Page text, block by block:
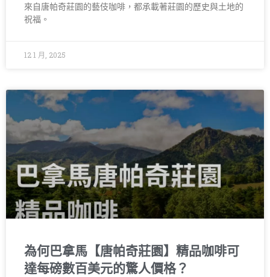
來自唐帕奇莊園的藝伎咖啡，都承載著莊園的歷史與土地的
祝福。
12 1 月, 2025
為何巴拿馬【唐帕奇莊園】精品咖啡可
達每磅數百美元的驚人價格？